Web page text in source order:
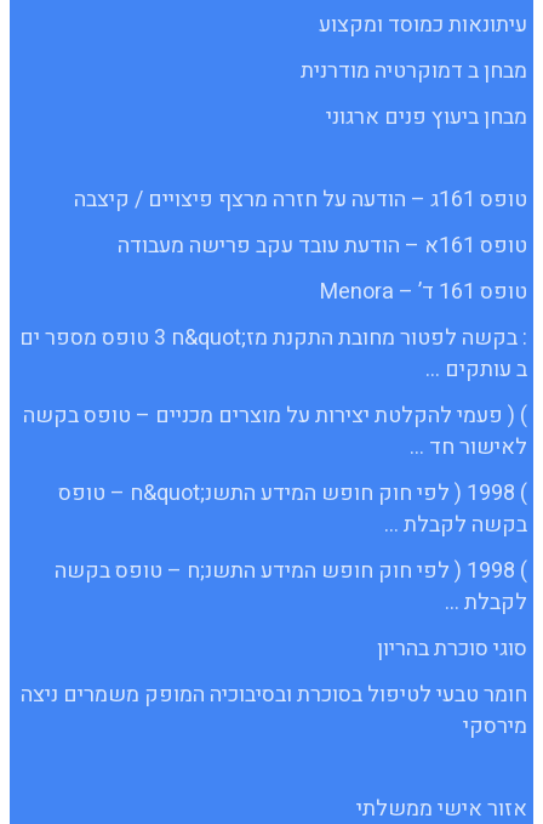
עיתונאות כמוסד ומקצוע
מבחן ב דמוקרטיה מודרנית
מבחן ביעוץ פנים ארגוני
טופס 161ג – הודעה על חזרה מרצף פיצויים / קיצבה
טופס 161א – הודעת עובד עקב פרישה מעבודה
טופס 161 ד’ – Menora
: בקשה לפטור מחובת התקנת מז;quot&ח 3 טופס מספר ים
ב עותקים …
) ( פעמי להקלטת יצירות על מוצרים מכניים – טופס בקשה
לאישור חד …
) 1998 ( לפי חוק חופש המידע התשנ;quot&ח – טופס
בקשה לקבלת …
) 1998 ( לפי חוק חופש המידע התשנ;ח – טופס בקשה
לקבלת …
סוגי סוכרת בהריון
חומר טבעי לטיפול בסוכרת ובסיבוכיה המופק משמרים ניצה
מירסקי
אזור אישי ממשלתי